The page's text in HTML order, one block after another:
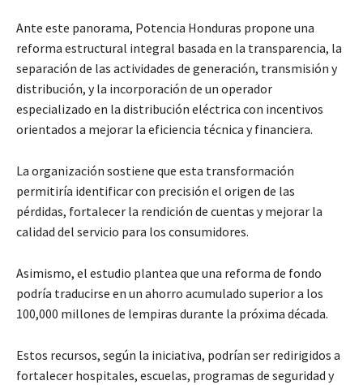
Ante este panorama, Potencia Honduras propone una
reforma estructural integral basada en la transparencia, la
separación de las actividades de generación, transmisión y
distribución, y la incorporación de un operador
especializado en la distribución eléctrica con incentivos
orientados a mejorar la eficiencia técnica y financiera.
La organización sostiene que esta transformación
permitiría identificar con precisión el origen de las
pérdidas, fortalecer la rendición de cuentas y mejorar la
calidad del servicio para los consumidores.
Asimismo, el estudio plantea que una reforma de fondo
podría traducirse en un ahorro acumulado superior a los
100,000 millones de lempiras durante la próxima década.
Estos recursos, según la iniciativa, podrían ser redirigidos a
fortalecer hospitales, escuelas, programas de seguridad y